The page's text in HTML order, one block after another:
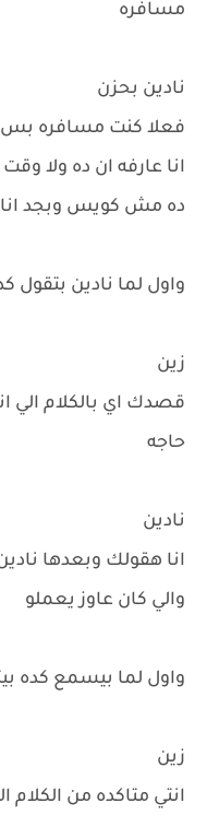
مسافره
نادين بحزن
فعلا كنت مسافره بس
انا عارفه ان ده ولا
ده مش كويس وبجد
واول لما نادين بتقول
زين
قصدك اي بالكلام الي
حاجه
نادين
انا هقولك وبعدها
والي كان عاوز يعملو
واول لما بيسمع كده
زين
انتي متاكده من الكلام